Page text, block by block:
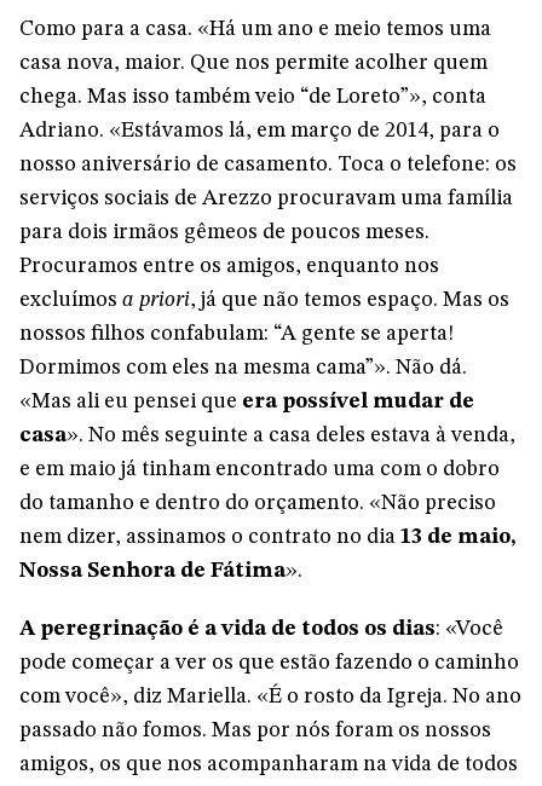
Como para a casa. «Há um ano e meio temos uma
casa nova, maior. Que nos permite acolher quem
chega. Mas isso também veio “de Loreto”», conta
Adriano. «Estávamos lá, em março de 2014, para o
nosso aniversário de casamento. Toca o telefone: os
serviços sociais de Arezzo procuravam uma família
para dois irmãos gêmeos de poucos meses.
Procuramos entre os amigos, enquanto nos
excluímos a priori, já que não temos espaço. Mas os
nossos filhos confabulam: “A gente se aperta!
Dormimos com eles na mesma cama”». Não dá.
«Mas ali eu pensei que era possível mudar de
casa». No mês seguinte a casa deles estava à venda,
e em maio já tinham encontrado uma com o dobro
do tamanho e dentro do orçamento. «Não preciso
nem dizer, assinamos o contrato no dia 13 de maio,
Nossa Senhora de Fátima».
A peregrinação é a vida de todos os dias: «Você
pode começar a ver os que estão fazendo o caminho
com você», diz Mariella. «É o rosto da Igreja. No ano
passado não fomos. Mas por nós foram os nossos
amigos, os que nos acompanharam na vida de todos